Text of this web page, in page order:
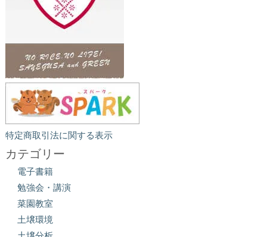
特定商取引法に関する表示
カテゴリー
電子書籍
勉強会・講演
菜園教室
土壌環境